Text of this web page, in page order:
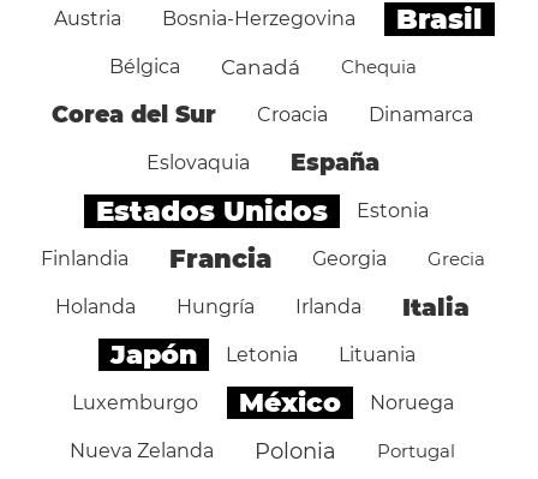
Austria Bosnia-Herzegovina Brasil
Bélgica Canadá Chequia
Corea del Sur Croacia Dinamarca
Eslovaquia España
Estados Unidos Estonia
Finlandia Francia Georgia Grecia
Holanda Hungría Irlanda Italia
Japón Letonia Lituania
Luxemburgo México Noruega
Nueva Zelanda Polonia Portugal